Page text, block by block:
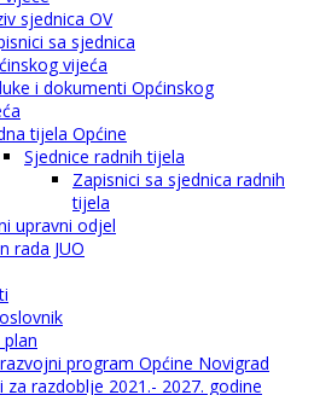
sjednica OV
sa sjednica
vijeća
i dokumenti Općinskog
tijela Općine
Sjednice radnih tijela
Zapisnici sa sjednica radnih
tijela
upravni odjel
rada JUO
program Općine Novigrad
za razdoblje 2021.- 2027. godine